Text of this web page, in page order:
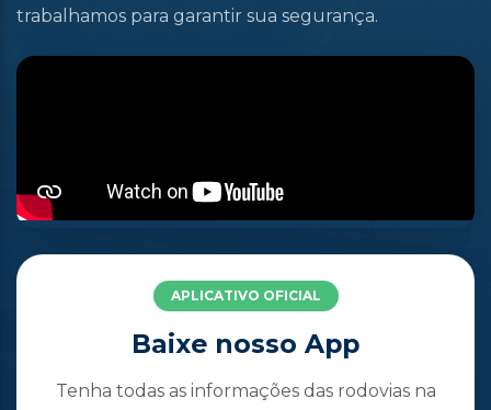
trabalhamos para garantir sua segurança.
APLICATIVO OFICIAL
Baixe nosso App
Tenha todas as informações das rodovias na